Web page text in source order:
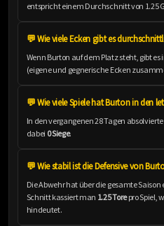
entspricht einem Durchschnitt von 1.25
💬 Wie viele Ecken gibt es
Wenn Burton auf dem Platz steht, gibt
(eigene und gegnerische Ecken
💬 Wie viele Spiele hat Burton in den
In den vergangenen 28 Tagen
dabei 0 Siege.
💬 Wie stabil ist die Defensive von
Die Abwehr hat über die gesamte
Schnitt kassiert man 1.25 Torepro Spiel,
hindeutet.